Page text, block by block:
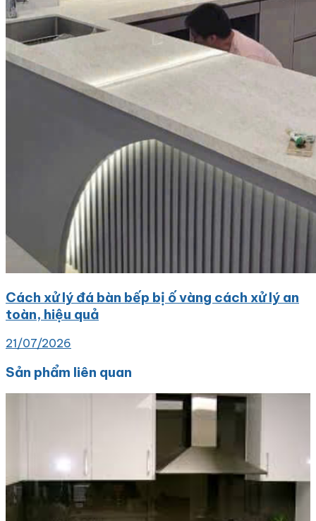
Cách xử lý đá bàn bếp bị ố vàng cách xử lý an
toàn, hiệu quả
21/07/2026
Sản phẩm liên quan